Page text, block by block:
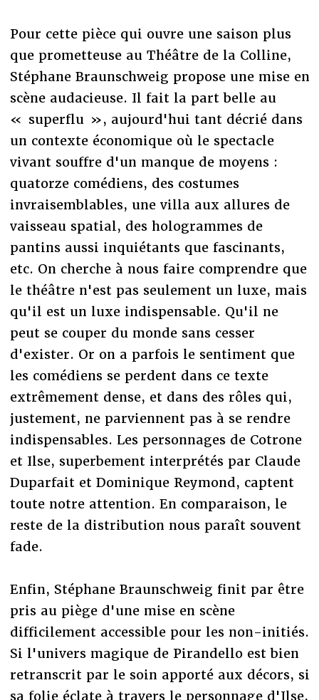
Pour cette pièce qui ouvre une saison plus
que prometteuse au Théâtre de la Colline,
Stéphane Braunschweig propose une mise en
scène audacieuse. Il fait la part belle au
« superflu », aujourd'hui tant décrié dans
un contexte économique où le spectacle
vivant souffre d'un manque de moyens :
quatorze comédiens, des costumes
invraisemblables, une villa aux allures de
vaisseau spatial, des hologrammes de
pantins aussi inquiétants que fascinants,
etc. On cherche à nous faire comprendre que
le théâtre n'est pas seulement un luxe, mais
qu'il est un luxe indispensable. Qu'il ne
peut se couper du monde sans cesser
d'exister. Or on a parfois le sentiment que
les comédiens se perdent dans ce texte
extrêmement dense, et dans des rôles qui,
justement, ne parviennent pas à se rendre
indispensables. Les personnages de Cotrone
et Ilse, superbement interprétés par Claude
Duparfait et Dominique Reymond, captent
toute notre attention. En comparaison, le
reste de la distribution nous paraît souvent
fade.
Enfin, Stéphane Braunschweig finit par être
pris au piège d'une mise en scène
difficilement accessible pour les non-initiés.
Si l'univers magique de Pirandello est bien
retranscrit par le soin apporté aux décors, si
sa folie éclate à travers le personnage d'Ilse,